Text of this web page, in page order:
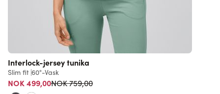
Interlock-jersey tunika
Slim fit 60°-Vask
NOK 499,00Vanlig pris
NOK 759,00